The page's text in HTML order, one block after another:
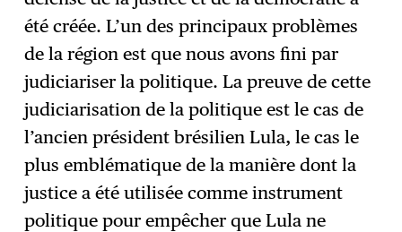
été créée. L’un des principaux problèmes
de la région est que nous avons fini par
judiciariser la politique. La preuve de cette
judiciarisation de la politique est le cas de
l’ancien président brésilien Lula, le cas le
plus emblématique de la manière dont la
justice a été utilisée comme instrument
politique pour empêcher que Lula ne